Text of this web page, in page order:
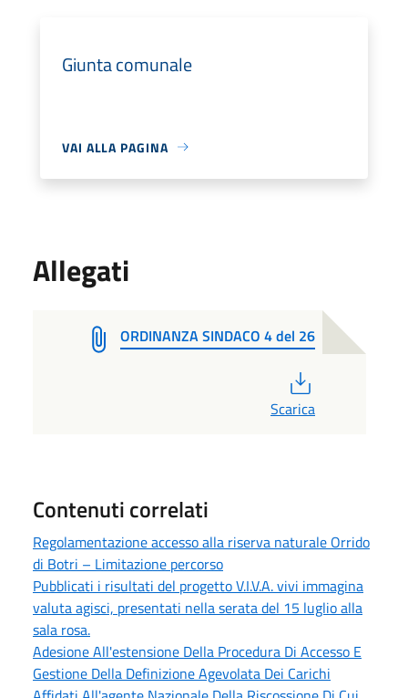
Giunta comunale
VAI ALLA PAGINA
Allegati
ORDINANZA SINDACO 4 del 26
Scarica
Contenuti correlati
Regolamentazione accesso alla riserva naturale Orrido
di Botri – Limitazione percorso
Pubblicati i risultati del progetto V.I.V.A. vivi immagina
valuta agisci, presentati nella serata del 15 luglio alla
sala rosa.
Adesione All'estensione Della Procedura Di Accesso E
Gestione Della Definizione Agevolata Dei Carichi